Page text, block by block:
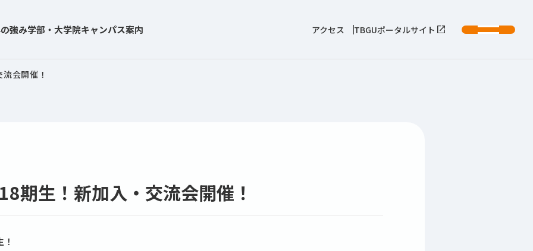
強み学部・大学院キャンパス案内 アクセス TBGUポータルサイト
会開催！
期生！新加入・交流会開催！